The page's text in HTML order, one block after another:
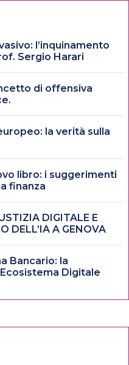
l’inquinamento
Sergio Harari
di offensiva
la verità sulla
libro: i suggerimenti
finanza
DIGITALE E
DELL’IA A GENOVA
Bancario: la
Digitale